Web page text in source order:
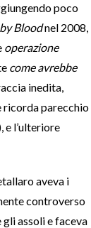
poco
Bloodnel 2008,
operazione
come avrebbe
inedita,
ricorda parecchio
e l’ulteriore
aveva i
controverso
gli assoli e faceva